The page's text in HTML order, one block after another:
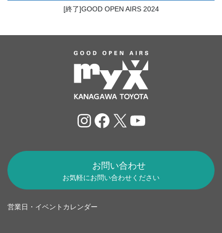
[終了]GOOD OPEN AIRS 2024
Instagram
Facebook
X YouTube
お問い合わせ
お気軽にお問い合わせください
営業日・イベントカレンダー